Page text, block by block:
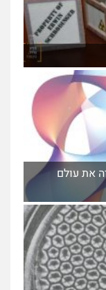
את עולם